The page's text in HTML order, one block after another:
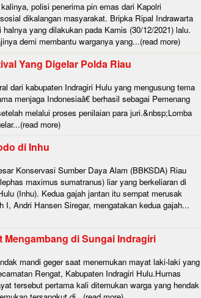
polisi penerima pin emas dari Kapolri
dikalangan masyarakat. Bripka Ripal Indrawarta
yang dilakukan pada Kamis (30/12/2021) lalu.
demi membantu warganya yang...(read more)
Yang Digelar Polda Riau
dari kabupaten Indragiri Hulu yang mengusung tema
menjaga Indonesiaâ€ berhasil sebagai Pemenang
melalui proses penilaian para juri.&nbsp;Lomba
more)
di Inhu
Konservasi Sumber Daya Alam (BBKSDA) Riau
maximus sumatranus) liar yang berkeliaran di
(Inhu). Kedua gajah jantan itu sempat merusak
I, Andri Hansen Siregar, mengatakan kedua gajah...
Mengambang di Sungai Indragiri
mandi geger saat menemukan mayat laki-laki yang
Rengat, Kabupaten Indragiri Hulu.Humas
tersebut pertama kali ditemukan warga yang hendak